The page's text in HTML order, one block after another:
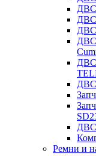
ДВС
ДВС
ДВС
ДВС
ДВС
ДВС
ДВС
Ремни и